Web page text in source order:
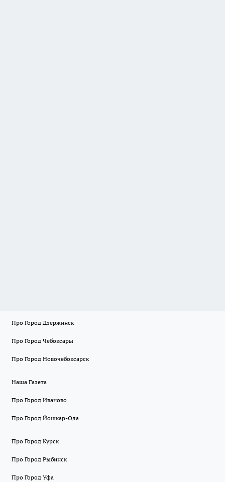
Про Город Дзержинск
Про Город Чебоксары
Про Город Новочебоксарск
Наша Газета
Про Город Иваново
Про Город Йошкар-Ола
Про Город Курск
Про Город Рыбинск
Про Город Уфа